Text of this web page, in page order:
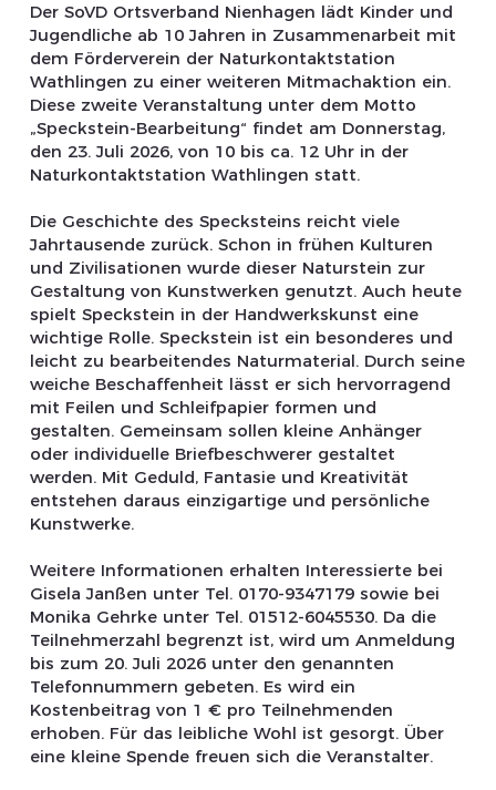
Der SoVD Ortsverband Nienhagen lädt Kinder und
Jugendliche ab 10 Jahren in Zusammenarbeit mit
dem Förderverein der Naturkontaktstation
Wathlingen zu einer weiteren Mitmachaktion ein.
Diese zweite Veranstaltung unter dem Motto
„Speckstein-Bearbeitung“ findet am Donnerstag,
den 23. Juli 2026, von 10 bis ca. 12 Uhr in der
Naturkontaktstation Wathlingen statt.
Die Geschichte des Specksteins reicht viele
Jahrtausende zurück. Schon in frühen Kulturen
und Zivilisationen wurde dieser Naturstein zur
Gestaltung von Kunstwerken genutzt. Auch heute
spielt Speckstein in der Handwerkskunst eine
wichtige Rolle. Speckstein ist ein besonderes und
leicht zu bearbeitendes Naturmaterial. Durch seine
weiche Beschaffenheit lässt er sich hervorragend
mit Feilen und Schleifpapier formen und
gestalten. Gemeinsam sollen kleine Anhänger
oder individuelle Briefbeschwerer gestaltet
werden. Mit Geduld, Fantasie und Kreativität
entstehen daraus einzigartige und persönliche
Kunstwerke.
Weitere Informationen erhalten Interessierte bei
Gisela Janßen unter Tel. 0170-9347179 sowie bei
Monika Gehrke unter Tel. 01512-6045530. Da die
Teilnehmerzahl begrenzt ist, wird um Anmeldung
bis zum 20. Juli 2026 unter den genannten
Telefonnummern gebeten. Es wird ein
Kostenbeitrag von 1 € pro Teilnehmenden
erhoben. Für das leibliche Wohl ist gesorgt. Über
eine kleine Spende freuen sich die Veranstalter.